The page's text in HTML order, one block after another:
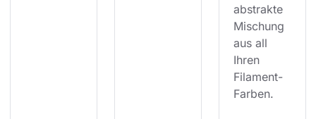
abstrakte
Mischung
aus all
Ihren
Filament-
Farben.